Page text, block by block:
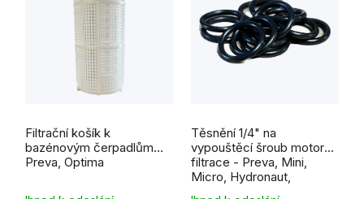
Filtrační košík k
bazénovým čerpadlům
Preva, Optima
Těsnění 1/4" na
vypouštěcí šroub motoru
filtrace - Preva, Mini,
Micro, Hydronaut,